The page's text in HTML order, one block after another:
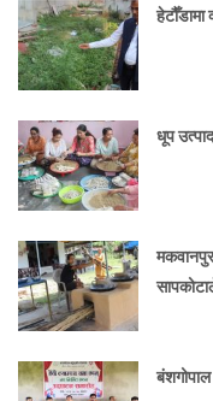
हेटौँडामा
धूप